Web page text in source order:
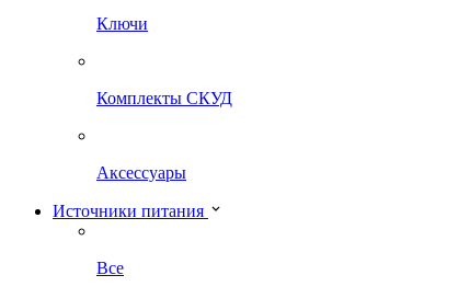
Ключи
Комплекты СКУД
Аксессуары
Источники питания
Все